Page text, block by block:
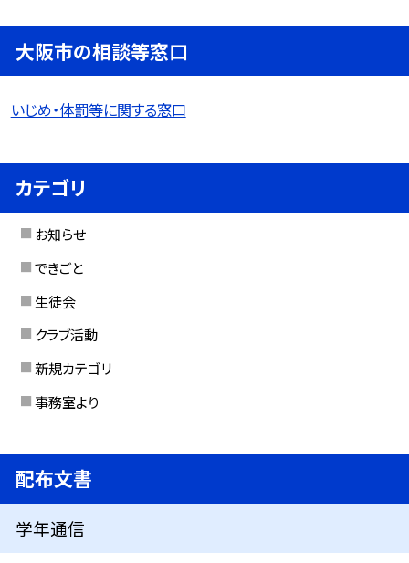
大阪市の相談等窓口
いじめ・体罰等に関する窓口
カテゴリ
お知らせ
できごと
生徒会
クラブ活動
新規カテゴリ
事務室より
配布文書
学年通信